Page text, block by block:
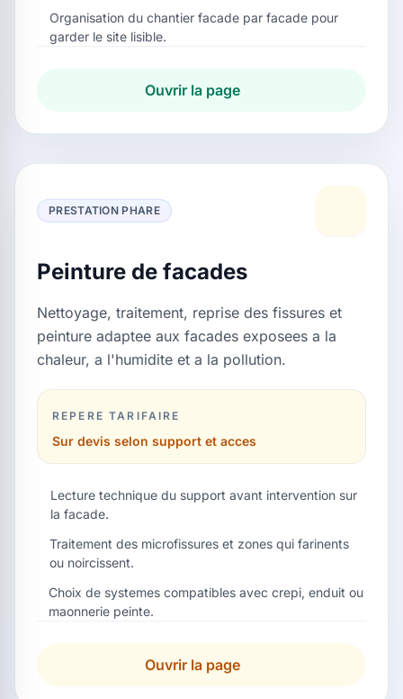
Organisation du chantier facade par facade pour
garder le site lisible.
Ouvrir la page
PRESTATION PHARE
Peinture de facades
Nettoyage, traitement, reprise des fissures et
peinture adaptee aux facades exposees a la
chaleur, a l'humidite et a la pollution.
REPERE TARIFAIRE
Sur devis selon support et acces
Lecture technique du support avant intervention sur
la facade.
Traitement des microfissures et zones qui farinents
ou noircissent.
Choix de systemes compatibles avec crepi, enduit ou
maonnerie peinte.
Ouvrir la page